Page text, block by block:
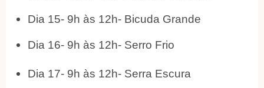
Dia 15- 9h às 12h- Bicuda Grande
Dia 16- 9h às 12h- Serro Frio
Dia 17- 9h às 12h- Serra Escura